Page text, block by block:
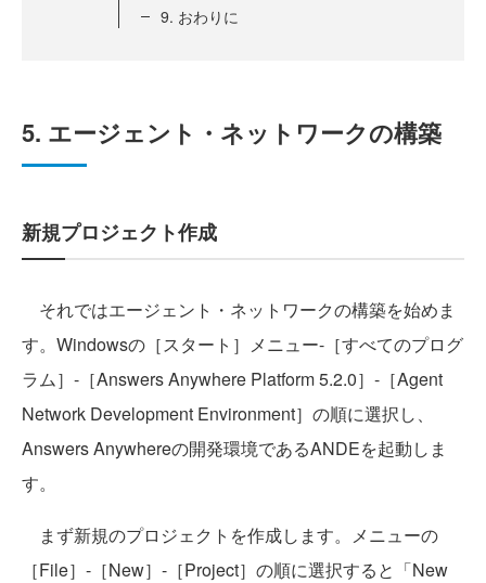
9. おわりに
5. エージェント・ネットワークの構築
新規プロジェクト作成
それではエージェント・ネットワークの構築を始めま
す。Windowsの［スタート］メニュー-［すべてのプログ
ラム］-［Answers Anywhere Platform 5.2.0］-［Agent
Network Development Environment］の順に選択し、
Answers Anywhereの開発環境であるANDEを起動しま
す。
まず新規のプロジェクトを作成します。メニューの
［File］-［New］-［Project］の順に選択すると「New